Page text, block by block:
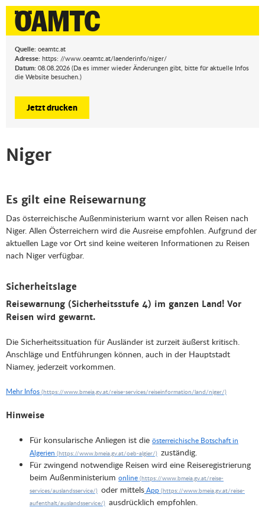
Quelle: oeamtc.at
Adresse: https: //www.oeamtc.at/laenderinfo/niger/
Datum: 08.08.2026 (Da es immer wieder Änderungen gibt, bitte für aktuelle Infos
die Website besuchen.)
Jetzt drucken
Niger
Es gilt eine Reisewarnung
Das österreichische Außenministerium warnt vor allen Reisen nach
Niger. Allen Österreichern wird die Ausreise empfohlen. Aufgrund der
aktuellen Lage vor Ort sind keine weiteren Informationen zu Reisen
nach Niger verfügbar.
Sicherheitslage
Reisewarnung (Sicherheitsstufe 4) im ganzen Land! Vor
Reisen wird gewarnt.
Die Sicherheitssituation für Ausländer ist zurzeit äußerst kritisch.
Anschläge und Entführungen können, auch in der Hauptstadt
Niamey, jederzeit vorkommen.
Mehr Infos
Hinweise
Für konsularische Anliegen ist die österreichische Botschaft in
Algerien
zuständig.
Für zwingend notwendige Reisen wird eine Reiseregistrierung
beim Außenministerium online
oder mittelsApp
ausdrücklich empfohlen.